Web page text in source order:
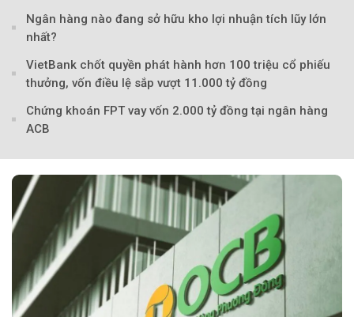
Ngân hàng nào đang sở hữu kho lợi nhuận tích lũy lớn
nhất?
VietBank chốt quyền phát hành hơn 100 triệu cổ phiếu
thưởng, vốn điều lệ sắp vượt 11.000 tỷ đồng
Chứng khoán FPT vay vốn 2.000 tỷ đồng tại ngân hàng
ACB